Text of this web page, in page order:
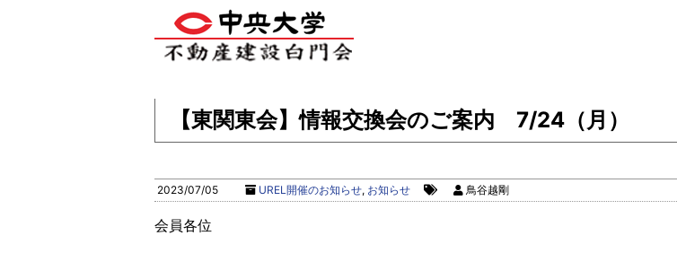
【東関東会】情報交換会のご案内 7/24（月）
2023/07/05 UREL開催のお知らせ, お知らせ 鳥谷越剛
会員各位